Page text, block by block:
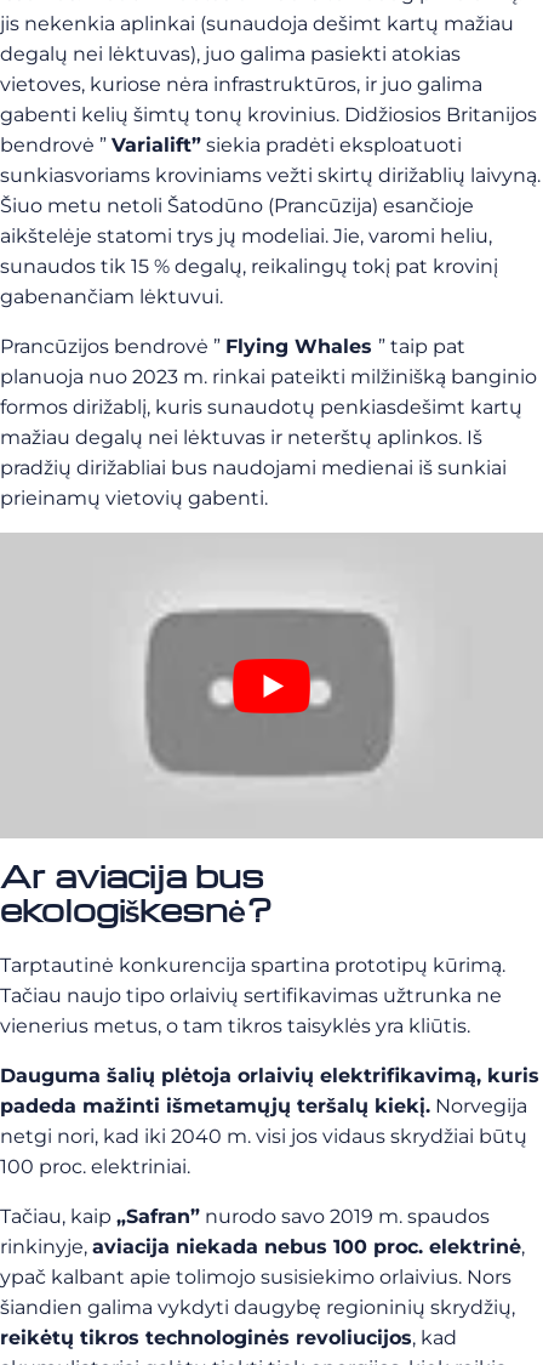
jis nekenkia aplinkai (sunaudoja dešimt kartų mažiau
degalų nei lėktuvas), juo galima pasiekti atokias
vietoves, kuriose nėra infrastruktūros, ir juo galima
gabenti kelių šimtų tonų krovinius. Didžiosios Britanijos
bendrovė ” Varialift” siekia pradėti eksploatuoti
sunkiasvoriams kroviniams vežti skirtų dirižablių laivyną.
Šiuo metu netoli Šatodūno (Prancūzija) esančioje
aikštelėje statomi trys jų modeliai. Jie, varomi heliu,
sunaudos tik 15 % degalų, reikalingų tokį pat krovinį
gabenančiam lėktuvui.
Prancūzijos bendrovė ” Flying Whales ” taip pat
planuoja nuo 2023 m. rinkai pateikti milžinišką banginio
formos dirižablį, kuris sunaudotų penkiasdešimt kartų
mažiau degalų nei lėktuvas ir neterštų aplinkos. Iš
pradžių dirižabliai bus naudojami medienai iš sunkiai
prieinamų vietovių gabenti.
Ar aviacija bus
ekologiškesnė?
Tarptautinė konkurencija spartina prototipų kūrimą.
Tačiau naujo tipo orlaivių sertifikavimas užtrunka ne
vienerius metus, o tam tikros taisyklės yra kliūtis.
Dauguma šalių plėtoja orlaivių elektrifikavimą, kuris
padeda mažinti išmetamųjų teršalų kiekį. Norvegija
netgi nori, kad iki 2040 m. visi jos vidaus skrydžiai būtų
100 proc. elektriniai.
Tačiau, kaip „Safran” nurodo savo 2019 m. spaudos
rinkinyje, aviacija niekada nebus 100 proc. elektrinė,
ypač kalbant apie tolimojo susisiekimo orlaivius. Nors
šiandien galima vykdyti daugybę regioninių skrydžių,
reikėtų tikros technologinės revoliucijos, kad